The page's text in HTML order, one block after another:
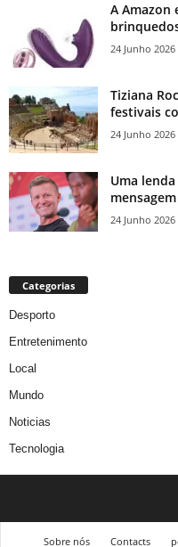
A Amazon
24 Junho 2026
Tiziana
festivais
24 Junho 2026
Uma
24 Junho 2026
Categorias
Desporto
Entretenimento
Local
Mundo
Noticias
Tecnologia
Sobre nós Contacts